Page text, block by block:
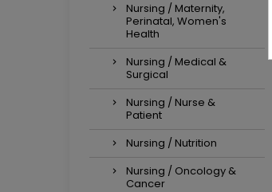
Nursing / Maternity,
Perinatal, Women's
Health
Nursing / Medical &
Surgical
Nursing / Nurse &
Patient
Nursing / Nutrition
Nursing / Oncology &
Cancer